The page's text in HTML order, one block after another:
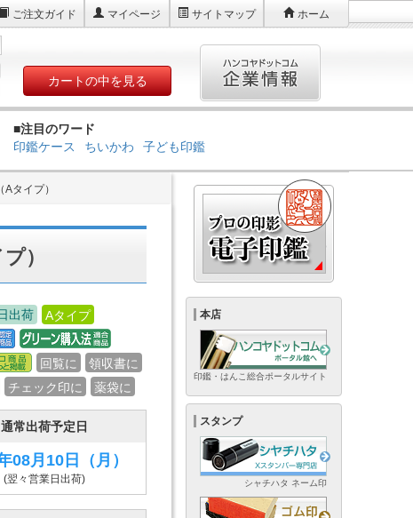
ご注文ガイド マイページ サイトマップ ホーム
カートの中を見る
■注目のワード
印鑑ケース
ちいかわ 子ども印鑑
タイプ）
）
出荷 Aタイプ
回覧に
領収書に
チェック印に 薬袋に
通常出荷予定日
08月10日 （月）
(翌々営業日出荷)
本店
印鑑・はんこ総合ポータルサイト
スタンプ
シャチハタ ネーム印